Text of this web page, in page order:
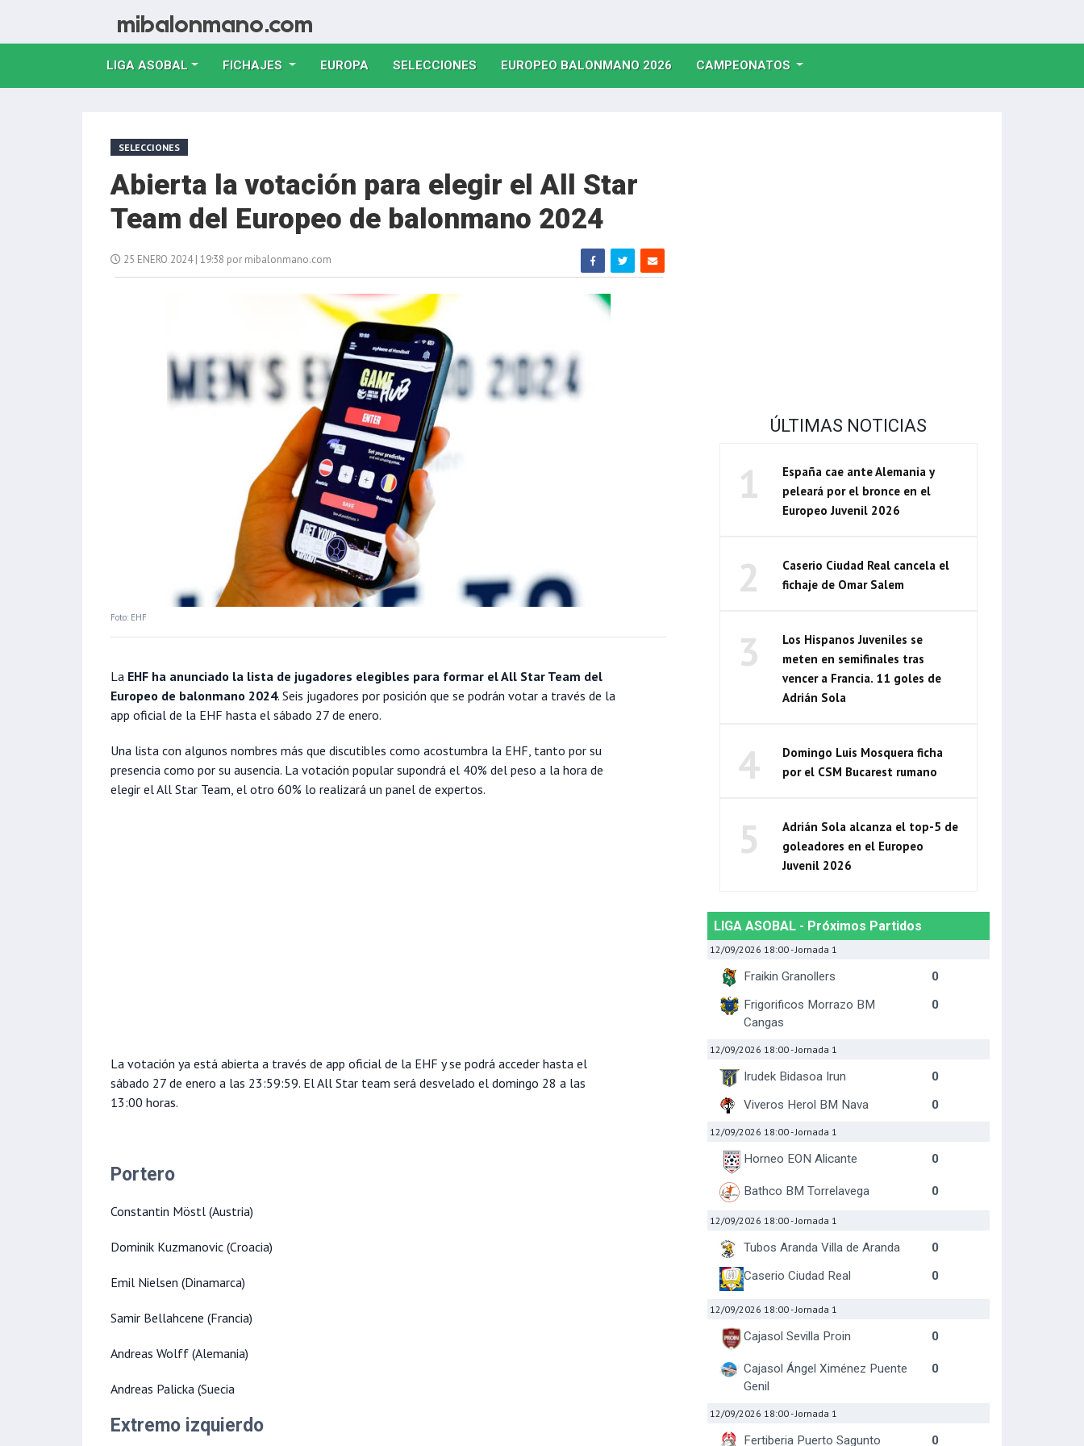
LIGA ASOBAL FICHAJES EUROPA(CURRENT)
SELECCIONES(CURRENT)
EUROPEO BALONMANO 2026(CURRENT)
CAMPEONATOS
SELECCIONES
Abierta la votación para elegir el All Star
Team del Europeo de balonmano 2024
25 ENERO 2024 | 19:38 por mibalonmano.com
Foto: EHF
La EHF ha anunciado la lista de jugadores elegibles para formar el All Star Team del
Europeo de balonmano 2024. Seis jugadores por posición que se podrán votar a través de la
app oficial de la EHF hasta el sábado 27 de enero.
Una lista con algunos nombres más que discutibles como acostumbra la EHF, tanto por su
presencia como por su ausencia. La votación popular supondrá el 40% del peso a la hora de
elegir el All Star Team, el otro 60% lo realizará un panel de expertos.
La votación ya está abierta a través de app oficial de la EHF y se podrá acceder hasta el
sábado 27 de enero a las 23:59:59. El All Star team será desvelado el domingo 28 a las
13:00 horas.
Portero
Constantin Möstl (Austria)
Dominik Kuzmanovic (Croacia)
Emil Nielsen (Dinamarca)
Samir Bellahcene (Francia)
Andreas Wolff (Alemania)
Andreas Palicka (Suecia
Extremo izquierdo
ÚLTIMAS NOTICIAS
1
España cae ante Alemania y
peleará por el bronce en el
Europeo Juvenil 2026
2
Caserio Ciudad Real cancela el
fichaje de Omar Salem
3
Los Hispanos Juveniles se
meten en semifinales tras
vencer a Francia. 11 goles de
Adrián Sola
4
Domingo Luis Mosquera ficha
por el CSM Bucarest rumano
5
Adrián Sola alcanza el top-5 de
goleadores en el Europeo
Juvenil 2026
LIGA ASOBAL - Próximos Partidos
12/09/2026 18:00- Jornada 1
Fraikin Granollers
0
Frigorificos Morrazo BM
Cangas
0
12/09/2026 18:00- Jornada 1
Irudek Bidasoa Irun
0
Viveros Herol BM Nava
0
12/09/2026 18:00- Jornada 1
Horneo EON Alicante 0
Bathco BM Torrelavega 0
12/09/2026 18:00- Jornada 1
Tubos Aranda Villa de Aranda
0
Caserio Ciudad Real
0
12/09/2026 18:00- Jornada 1
Cajasol Sevilla Proin 0
Cajasol Ángel Ximénez Puente
Genil
0
12/09/2026 18:00- Jornada 1
Fertiberia Puerto Sagunto
0